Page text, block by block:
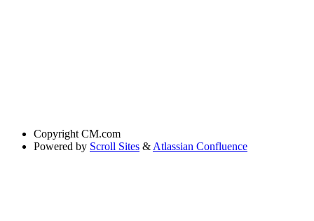
Copyright CM.com
Powered by Scroll Sites & Atlassian Confluence